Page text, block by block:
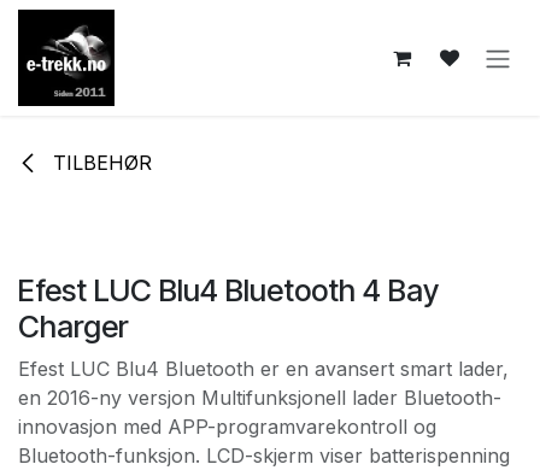
Skip to Content
TILBEHØR
Efest LUC Blu4 Bluetooth 4 Bay
Charger
Efest LUC Blu4 Bluetooth er en avansert smart lader,
en 2016-ny versjon Multifunksjonell lader Bluetooth-
innovasjon med APP-programvarekontroll og
Bluetooth-funksjon. LCD-skjerm viser batterispenning